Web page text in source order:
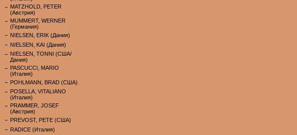
MATZHOLD, PETER
(Австрия)
MUMMERT, WERNER
(Германия)
NIELSEN, ERIK (Дания)
NIELSEN, KAI (Дания)
NIELSEN, TONNI (США/
Дания)
PASCUCCI, MARIO
(Италия)
POHLMANN, BRAD (США)
POSELLA, VITALIANO
(Италия)
PRAMMER, JOSEF
(Австрия)
PREVOST, PETE (США)
RADICE (Италия)